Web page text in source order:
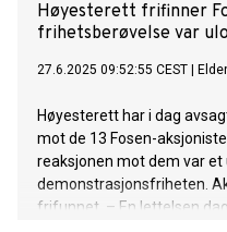
Høyesterett frifinner
frihetsberøvelse var
27.6.2025 09:52:55 CEST
Høyesterett har i dag
mot de 13 Fosen-
reaksjonen mot dem var
demonstrasjonsfriheten.
frifunnet. – En lettelsen